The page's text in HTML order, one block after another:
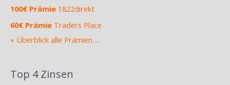
100€ Prämie 1822direkt
60€ Prämie Traders Place
» Überblick alle Prämien ....
Top 4 Zinsen